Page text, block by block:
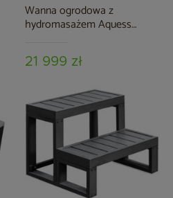
Wanna ogrodowa z
hydromasażem Aquess
21 999 zł